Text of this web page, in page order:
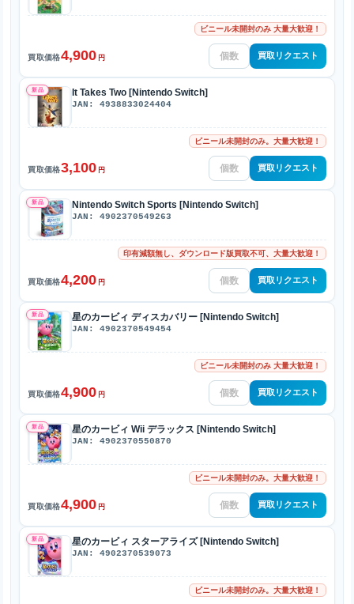
ビニール未開封のみ 大量大歓迎！
買取価格4,900 円 買取リクエスト
新品 It Takes Two [Nintendo Switch]
JAN: 4938833024404
ビニール未開封のみ。大量大歓迎！
買取価格3,100 円 買取リクエスト
新品 Nintendo Switch Sports [Nintendo Switch]
JAN: 4902370549263
印有減額無し、ダウンロード版買取不可、大量大歓迎！
買取価格4,200 円 買取リクエスト
新品 星のカービィ ディスカバリー [Nintendo Switch]
JAN: 4902370549454
ビニール未開封のみ 大量大歓迎！
買取価格4,900 円 買取リクエスト
新品 星のカービィ Wii デラックス [Nintendo Switch]
JAN: 4902370550870
ビニール未開封のみ。大量大歓迎！
買取価格4,900 円 買取リクエスト
新品 星のカービィ スターアライズ [Nintendo Switch]
JAN: 4902370539073
ビニール未開封のみ。大量大歓迎！